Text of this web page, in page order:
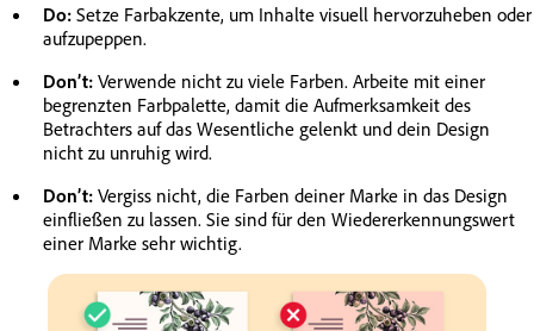
Do: Setze Farbakzente, um Inhalte visuell hervorzuheben oder
aufzupeppen.
Don’t: Verwende nicht zu viele Farben. Arbeite mit einer
begrenzten Farbpalette, damit die Aufmerksamkeit des
Betrachters auf das Wesentliche gelenkt und dein Design
nicht zu unruhig wird.
Don’t: Vergiss nicht, die Farben deiner Marke in das Design
einfließen zu lassen. Sie sind für den Wiedererkennungswert
einer Marke sehr wichtig.